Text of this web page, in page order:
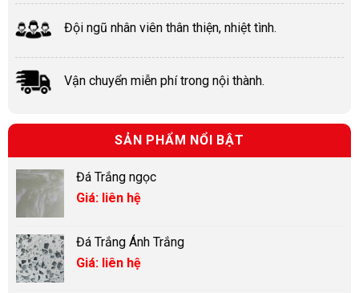
Đội ngũ nhân viên thân thiện, nhiệt tình.
Vận chuyển miễn phí trong nội thành.
SẢN PHẨM NỔI BẬT
Đá Trắng ngọc
Giá: liên hệ
Đá Trắng Ánh Trắng
Giá: liên hệ